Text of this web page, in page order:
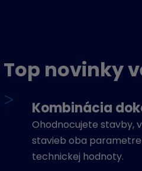
Top novinky
> Kombinácia
Ohodnocujete stavby,
stavieb oba
technickej hodnoty.